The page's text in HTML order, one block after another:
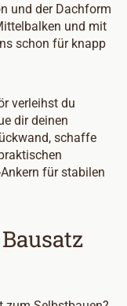
und der Dachform
und mit
schon für knapp
verleihst du
dir deinen
schaffe
für stabilen